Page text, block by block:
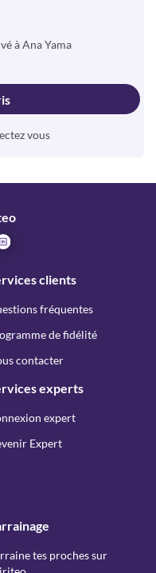
à Ana Yama
vous
clients
fréquentes
de fidélité
contacter
experts
expert
Expert
tes proches sur